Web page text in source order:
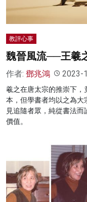
灼見活動
教評心事
魏晉風流──王羲
作者: 鄧兆鴻 2023-
羲之在唐太宗的推崇下
本，但學書者均以之為
見追隨者眾，純從書法
價值。